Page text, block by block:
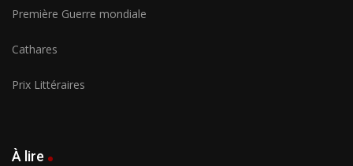
Première Guerre mondiale
Cathares
Prix Littéraires
À lire